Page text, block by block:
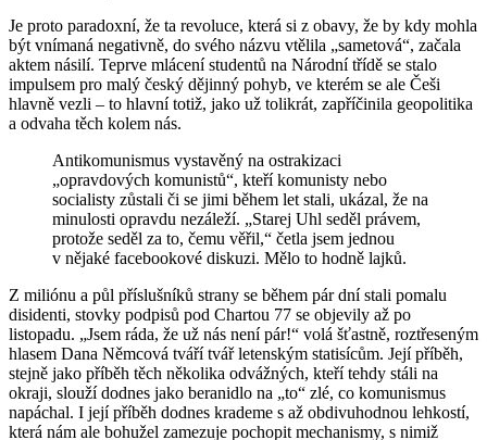
Je proto paradoxní, že ta revoluce, která si z obavy, že by kdy mohla
být vnímaná negativně, do svého názvu vtělila „sametová“, začala
aktem násilí. Teprve mlácení studentů na Národní třídě se stalo
impulsem pro malý český dějinný pohyb, ve kterém se ale Češi
hlavně vezli – to hlavní totiž, jako už tolikrát, zapříčinila geopolitika
a odvaha těch kolem nás.
Antikomunismus vystavěný na ostrakizaci
„opravdových komunistů“, kteří komunisty nebo
socialisty zůstali či se jimi během let stali, ukázal, že na
minulosti opravdu nezáleží. „Starej Uhl seděl právem,
protože seděl za to, čemu věřil,“ četla jsem jednou
v nějaké facebookové diskuzi. Mělo to hodně lajků.
Z miliónu a půl příslušníků strany se během pár dní stali pomalu
disidenti, stovky podpisů pod Chartou 77 se objevily až po
listopadu. „Jsem ráda, že už nás není pár!“ volá šťastně, roztřeseným
hlasem Dana Němcová tváří tvář letenským statisícům. Její příběh,
stejně jako příběh těch několika odvážných, kteří tehdy stáli na
okraji, slouží dodnes jako beranidlo na „to“ zlé, co komunismus
napáchal. I její příběh dodnes krademe s až obdivuhodnou lehkostí,
která nám ale bohužel zamezuje pochopit mechanismy, s nimiž